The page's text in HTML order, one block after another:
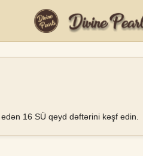
16 SÜ qeyd dəftərini kəşf edin.